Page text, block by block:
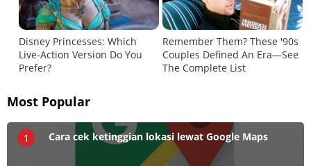
Most Popular
1 Cara cek ketinggian lokasi lewat Google Maps